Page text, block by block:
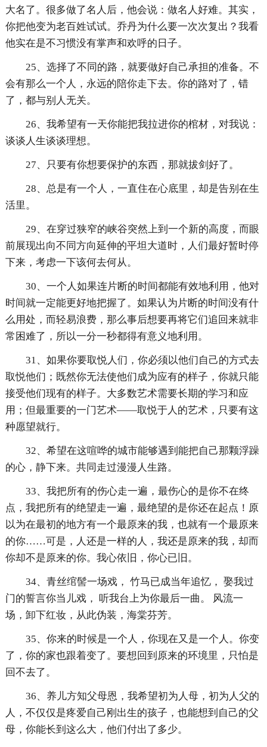
大名了。很多做了名人后，他会说：做名人好难。其实，
你把他变为老百姓试试。乔丹为什么要一次次复出？我看
他实在是不习惯没有掌声和欢呼的日子。
25、选择了不同的路，就要做好自己承担的准备。不
会有那么一个人，永远的陪你走下去。你的路对了，错
了，都与别人无关。
26、我希望有一天你能把我拉进你的棺材，对我说：
谈谈人生谈谈理想。
27、只要有你想要保护的东西，那就拔剑好了。
28、总是有一个人，一直住在心底里，却是告别在生
活里。
29、在穿过狭窄的峡谷突然上到一个新的高度，而眼
前展现出向不同方向延伸的平坦大道时，人们最好暂时停
下来，考虑一下该何去何从。
30、一个人如果连片断的时间都能有效地利用，他对
时间就一定能更好地把握了。如果认为片断的时间没有什
么用处，而轻易浪费，那么事后想要再将它们追回来就非
常困难了，所以一分一秒都得有意义地利用。
31、如果你要取悦人们，你必须以他们自己的方式去
取悦他们；既然你无法使他们成为应有的样子，你就只能
接受他们现有的样子。大多数艺术需要长期的学习和应
用；但最重要的一门艺术——取悦于人的艺术，只要有这
种愿望就行。
32、希望在这喧哗的城市能够遇到能把自己那颗浮躁
的心，静下来。共同走过漫漫人生路。
33、我把所有的伤心走一遍，最伤心的是你不在终
点，我把所有的绝望走一遍，最绝望的是你还在起点！原
以为在最初的地方有一个最原来的我，也就有一个最原来
的你……可是，人还是一样的人，我还是原来的我，却而
你却不是原来的你。我心依旧，你心已旧。
34、青丝绾髻一场戏， 竹马已成当年追忆， 娶我过
门的誓言你当儿戏， 听我台上为你最后一曲。 风流一
场，卸下红妆，从此伪装，海棠芬芳。
35、你来的时候是一个人，你现在又是一个人。你变
了，你的家也跟着变了。要想回到原来的环境里，只怕是
回不去了。
36、养儿方知父母恩，我希望初为人母，初为人父的
人，不仅仅是疼爱自己刚出生的孩子，也能想到自己的父
母，你能长到这么大，他们付出了多少。